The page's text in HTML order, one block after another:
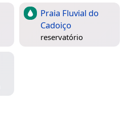
Praia Fluvial do
Cadoiço
reservatório